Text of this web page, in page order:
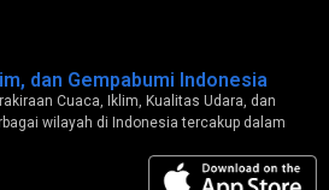
dan Gempabumi Indonesia
Cuaca, Iklim, Kualitas Udara, dan
wilayah di Indonesia tercakup dalam